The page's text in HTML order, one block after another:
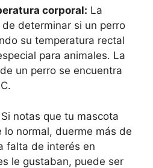
corporal: La
determinar si un perro
su temperatura rectal
para animales. La
un perro se encuentra
Si notas que tu mascota
lo normal, duerme más de
falta de interés en
le gustaban, puede ser